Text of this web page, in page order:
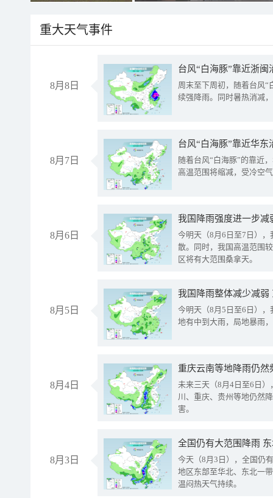
重大天气事件
8月8日
台风“白海豚”靠近浙
周末至下周初，随着台风“
续强降雨。同时暑热消减
8月7日
台风“白海豚”靠近华
随着台风“白海豚”的靠近
高温范围将缩减，受冷空
8月6日
今明天（8月6日至7日）
散。同时，我国高温范围
区将有大范围桑拿天。
8月5日
我国降雨整体减少减弱
今明天（8月5日至6日）
地有中到大雨，局地暴雨
8月4日
重庆云南等地降雨仍然
未来三天（8月4日至6日
川、重庆、贵州等地仍然
害。
8月3日
全国仍有大范围降雨
今天（8月3日），全国仍
地区东部至华北、东北一
温闷热天气持续。